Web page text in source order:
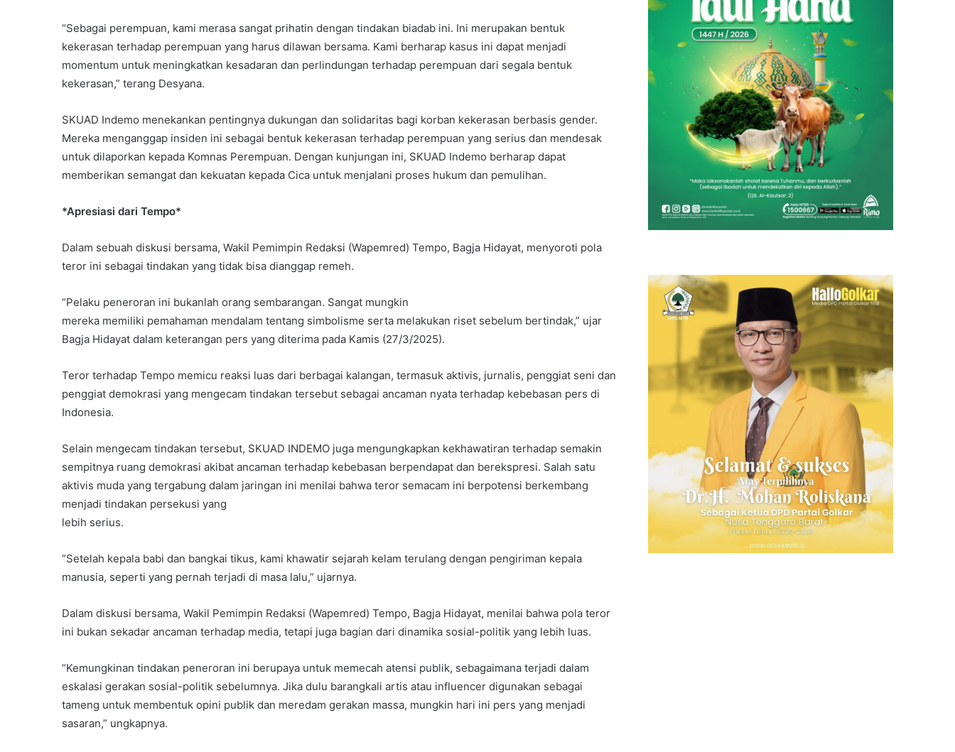
“Sebagai perempuan, kami merasa sangat prihatin dengan tindakan biadab ini. Ini merupakan bentuk
kekerasan terhadap perempuan yang harus dilawan bersama. Kami berharap kasus ini dapat menjadi
momentum untuk meningkatkan kesadaran dan perlindungan terhadap perempuan dari segala bentuk
kekerasan,” terang Desyana.
SKUAD Indemo menekankan pentingnya dukungan dan solidaritas bagi korban kekerasan berbasis gender.
Mereka menganggap insiden ini sebagai bentuk kekerasan terhadap perempuan yang serius dan mendesak
untuk dilaporkan kepada Komnas Perempuan. Dengan kunjungan ini, SKUAD Indemo berharap dapat
memberikan semangat dan kekuatan kepada Cica untuk menjalani proses hukum dan pemulihan.
*Apresiasi dari Tempo*
Dalam sebuah diskusi bersama, Wakil Pemimpin Redaksi (Wapemred) Tempo, Bagja Hidayat, menyoroti pola
teror ini sebagai tindakan yang tidak bisa dianggap remeh.
“Pelaku peneroran ini bukanlah orang sembarangan. Sangat mungkin
mereka memiliki pemahaman mendalam tentang simbolisme serta melakukan riset sebelum bertindak,” ujar
Bagja Hidayat dalam keterangan pers yang diterima pada Kamis (27/3/2025).
Teror terhadap Tempo memicu reaksi luas dari berbagai kalangan, termasuk aktivis, jurnalis, penggiat seni dan
penggiat demokrasi yang mengecam tindakan tersebut sebagai ancaman nyata terhadap kebebasan pers di
Indonesia.
Selain mengecam tindakan tersebut, SKUAD INDEMO juga mengungkapkan kekhawatiran terhadap semakin
sempitnya ruang demokrasi akibat ancaman terhadap kebebasan berpendapat dan berekspresi. Salah satu
aktivis muda yang tergabung dalam jaringan ini menilai bahwa teror semacam ini berpotensi berkembang
menjadi tindakan persekusi yang
lebih serius.
“Setelah kepala babi dan bangkai tikus, kami khawatir sejarah kelam terulang dengan pengiriman kepala
manusia, seperti yang pernah terjadi di masa lalu,” ujarnya.
Dalam diskusi bersama, Wakil Pemimpin Redaksi (Wapemred) Tempo, Bagja Hidayat, menilai bahwa pola teror
ini bukan sekadar ancaman terhadap media, tetapi juga bagian dari dinamika sosial-politik yang lebih luas.
“Kemungkinan tindakan peneroran ini berupaya untuk memecah atensi publik, sebagaimana terjadi dalam
eskalasi gerakan sosial-politik sebelumnya. Jika dulu barangkali artis atau influencer digunakan sebagai
tameng untuk membentuk opini publik dan meredam gerakan massa, mungkin hari ini pers yang menjadi
sasaran,” ungkapnya.